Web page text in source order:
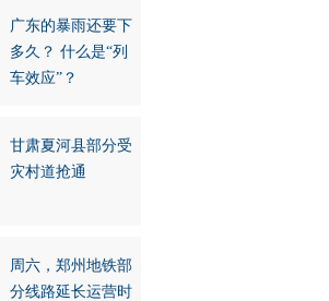
广东的暴雨还要下
多久？ 什么是“列
车效应”？
甘肃夏河县部分受
灾村道抢通
周六，郑州地铁部
分线路延长运营时